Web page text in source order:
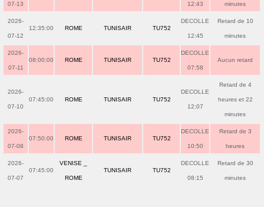
07-13 12:43 minutes
2026-
07-12
12:35:00 ROME TUNISAIR TU752
DECOLLE
12:45
Retard de 10
minutes
2026-
07-11
08:00:00 ROME TUNISAIR TU752
DECOLLE
07:58
Aucun retard
2026-
07-10
07:45:00 ROME TUNISAIR TU752
DECOLLE
12:07
Retard de 4
heures et 22
minutes
2026-
07-08
07:50:00 ROME TUNISAIR TU752
DECOLLE
10:50
Retard de 3
heures
2026-
07-07
07:45:00
VENISE _
ROME
TUNISAIR TU752
DECOLLE
08:15
Retard de 30
minutes